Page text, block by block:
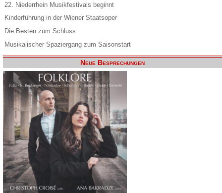
22. Niederrhein Musikfestivals beginnt
Kinderführung in der Wiener Staatsoper
Die Besten zum Schluss
Musikalischer Spaziergang zum Saisonstart
Neue Besprechungen